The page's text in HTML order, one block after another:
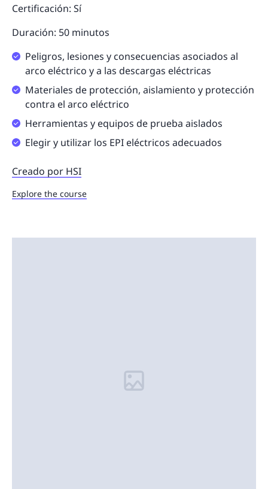
Certificación: Sí
Duración: 50 minutos
Peligros, lesiones y consecuencias asociados al
arco eléctrico y a las descargas eléctricas
Materiales de protección, aislamiento y protección
contra el arco eléctrico
Herramientas y equipos de prueba aislados
Elegir y utilizar los EPI eléctricos adecuados
Creado por HSI
Explore the course